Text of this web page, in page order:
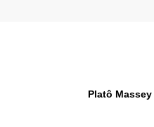
Platô